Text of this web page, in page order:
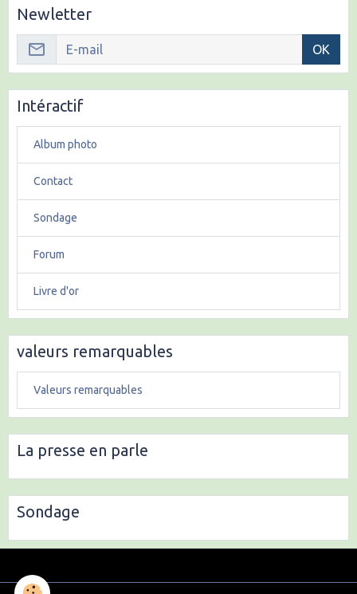
Newletter
OK
Intéractif
Album photo
Contact
Sondage
Forum
Livre d'or
valeurs remarquables
Valeurs remarquables
La presse en parle
Sondage